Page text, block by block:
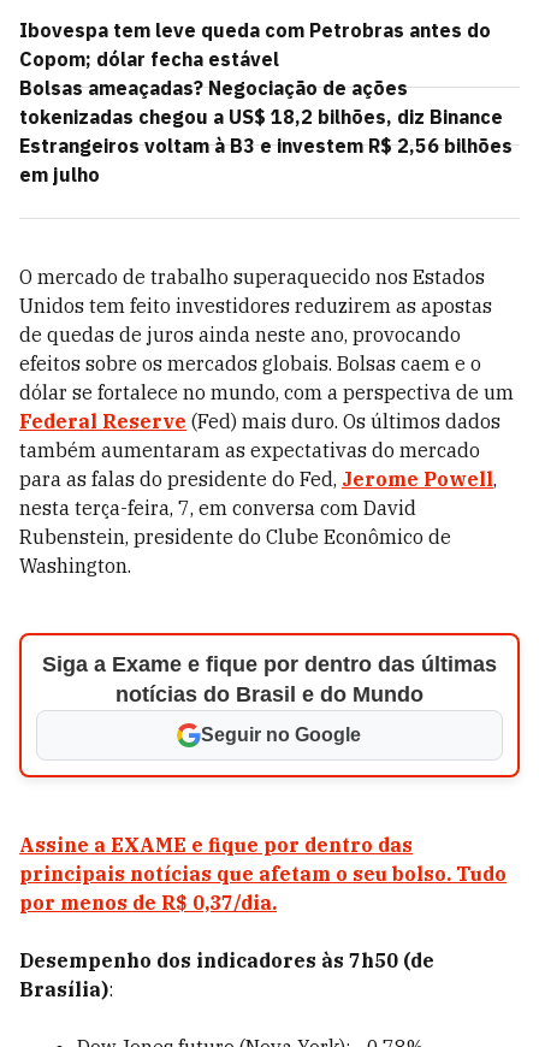
Ibovespa tem leve queda com Petrobras antes do
Copom; dólar fecha estável
Bolsas ameaçadas? Negociação de ações
tokenizadas chegou a US$ 18,2 bilhões, diz Binance
Estrangeiros voltam à B3 e investem R$ 2,56 bilhões
em julho
O mercado de trabalho superaquecido nos Estados
Unidos tem feito investidores reduzirem as apostas
de quedas de juros ainda neste ano, provocando
efeitos sobre os mercados globais. Bolsas caem e o
dólar se fortalece no mundo, com a perspectiva de um
Federal Reserve (Fed) mais duro. Os últimos dados
também aumentaram as expectativas do mercado
para as falas do presidente do Fed, Jerome Powell,
nesta terça-feira, 7, em conversa com David
Rubenstein, presidente do Clube Econômico de
Washington.
Siga a Exame e fique por dentro das últimas
notícias do Brasil e do Mundo
Seguir no Google
Assine a EXAME e fique por dentro das
principais notícias que afetam o seu bolso. Tudo
por menos de R$ 0,37/dia.
Desempenho dos indicadores às 7h50 (de
Brasília):